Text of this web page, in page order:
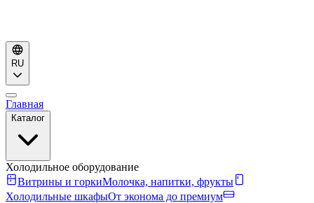
RU
Главная
Каталог
Холодильное оборудование
Витрины и горкиМолочка, напитки, фрукты
Холодильные шкафыОт эконома до премиум